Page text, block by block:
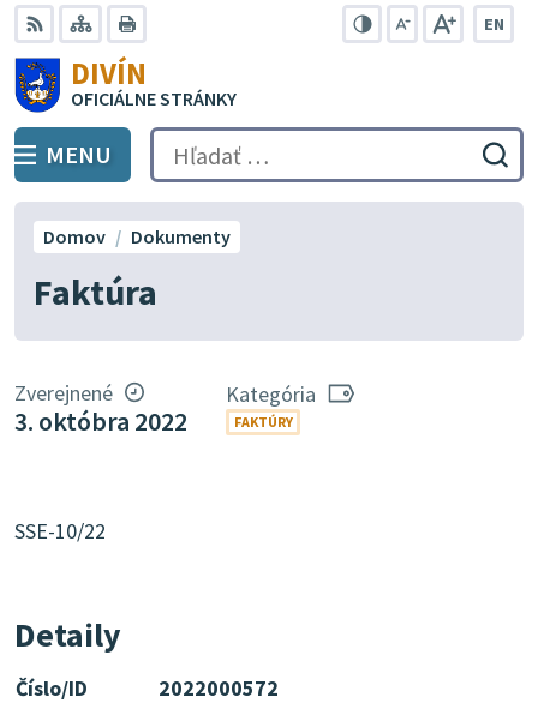
Preskočiť
na
obsah
RSS Mapa
EN
DIVÍN
OFICIÁLNE STRÁNKY
PREPNÚŤ
MENU Hľadať:
Faktúra
Domov Dokumenty
Zverejnené
3. októbra 2022
Kategória
FAKTÚRY
SSE-10/22
Detaily
Číslo/ID
2022000572